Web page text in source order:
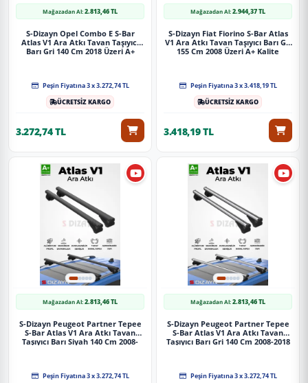
Mağazadan Al:2.813,46 TL
S-Dizayn Opel Combo E S-Bar
Atlas V1 Ara Atkı Tavan Taşıyıcı
Barı Gri 140 Cm 2018 Üzeri A+
Peşin Fiyatına 3 x 3.272,74 TL
ÜCRETSİZ KARGO
3.272,74 TL
Mağazadan Al:2.944,37 TL
S-Dizayn Fiat Fiorino S-Bar Atlas
V1 Ara Atkı Tavan Taşıyıcı Barı Gri
155 Cm 2008 Üzeri A+ Kalite
Peşin Fiyatına 3 x 3.418,19 TL
ÜCRETSİZ KARGO
3.418,19 TL
Mağazadan Al:2.813,46 TL
S-Dizayn Peugeot Partner Tepee
S-Bar Atlas V1 Ara Atkı Tavan
Taşıyıcı Barı Siyah 140 Cm 2008-
Peşin Fiyatına 3 x 3.272,74 TL
Mağazadan Al:2.813,46 TL
S-Dizayn Peugeot Partner Tepee
S-Bar Atlas V1 Ara Atkı Tavan
Taşıyıcı Barı Gri 140 Cm 2008-2018
Peşin Fiyatına 3 x 3.272,74 TL